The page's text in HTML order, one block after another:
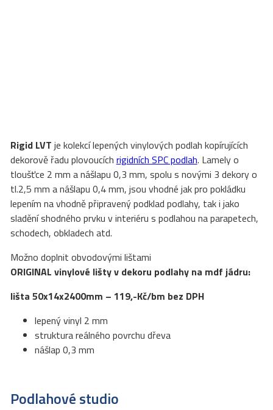
Rigid LVT je kolekcí lepených vinylových podlah kopírujících
dekorově řadu plovoucích rigidních SPC podlah. Lamely o
tloušťce 2 mm a nášlapu 0,3 mm, spolu s novými 3 dekory o
tl.2,5 mm a nášlapu 0,4 mm, jsou vhodné jak pro pokládku
lepením na vhodně připravený podklad podlahy, tak i jako
sladění shodného prvku v interiéru s podlahou na parapetech,
schodech, obkladech atd.
Možno doplnit obvodovými lištami
ORIGINAL vinylové lišty v dekoru podlahy na mdf jádru:
lišta 50x14x2400mm – 119,-Kč/bm bez DPH
lepený vinyl 2 mm
struktura reálného povrchu dřeva
nášlap 0,3 mm
Podlahové studio